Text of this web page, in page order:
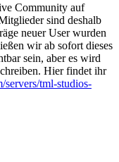
Community auf
sind deshalb
neuer User wurden
wir ab sofort dieses
sein, aber es wird
Hier findet ihr
servers/tml-studios-